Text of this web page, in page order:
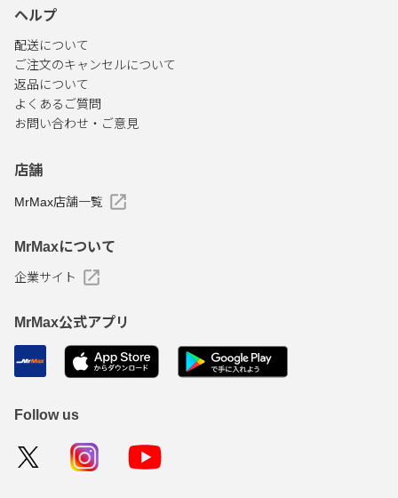
ヘルプ
配送について
ご注文のキャンセルについて
返品について
よくあるご質問
お問い合わせ・ご意見
店舗
MrMax店舗一覧
MrMaxについて
企業サイト
MrMax公式アプリ
Follow us